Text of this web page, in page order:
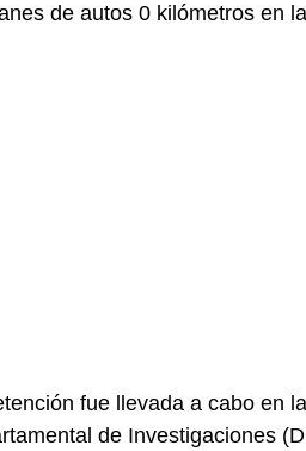
de autos 0 kilómetros en
fue llevada a cabo en
de Investigaciones